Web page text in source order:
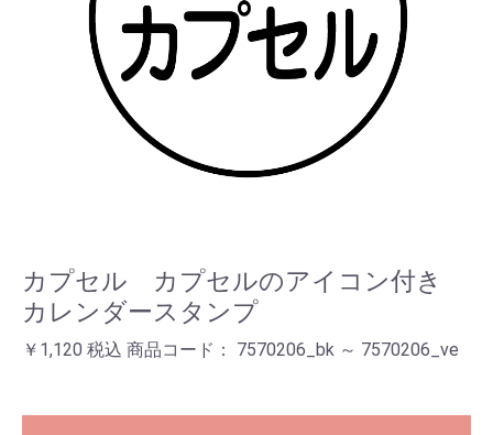
カプセル カプセルのアイコン付き
カレンダースタンプ
￥1,120 税込 商品コード： 7570206_bk ～ 7570206_ve